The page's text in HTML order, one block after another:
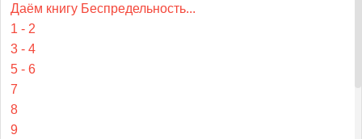
Даём книгу Беспредельность...
1 - 2
3 - 4
5 - 6
7
8
9